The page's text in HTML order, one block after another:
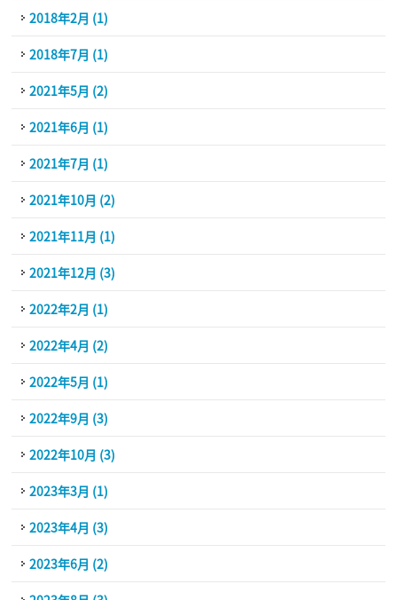
2018年2月 (1)
2018年7月 (1)
2021年5月 (2)
2021年6月 (1)
2021年7月 (1)
2021年10月 (2)
2021年11月 (1)
2021年12月 (3)
2022年2月 (1)
2022年4月 (2)
2022年5月 (1)
2022年9月 (3)
2022年10月 (3)
2023年3月 (1)
2023年4月 (3)
2023年6月 (2)